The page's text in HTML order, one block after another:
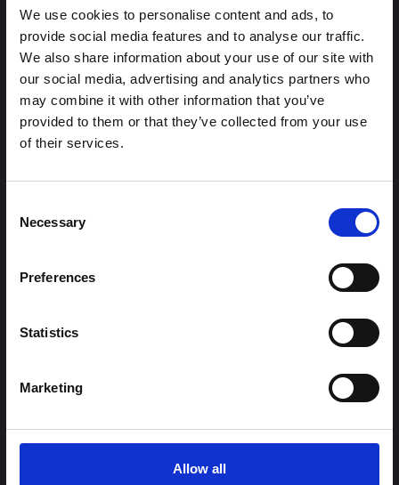
We use cookies to personalise content and ads, to
provide social media features and to analyse our traffic.
We also share information about your use of our site with
our social media, advertising and analytics partners who
may combine it with other information that you’ve
provided to them or that they’ve collected from your use
of their services.
Selection
Necessary
Preferences
Statistics
Marketing
Allow all
معلومات سياقية للاستجابة لتفشي إيبولا بونديبوغيو في إيتوري،
شرق جمهورية الكونغو الديمقراطية. توسع هذه المذكرة في ...
هال للعلوم المفتوحة
ملاحظة سياقية حول تفشي إيبولا بونديبوغيو
في إيتوري (2026)
حاليًا بتفشي فيروس إيبولا بوندييبوغيو. لا تتناول المذكرة مباشرة
السياق العام الذي تعمل فيه جهات...
هال للعلوم المفتوحة
توجيهات
توصيات: التخليق السريع لدروس العلوم